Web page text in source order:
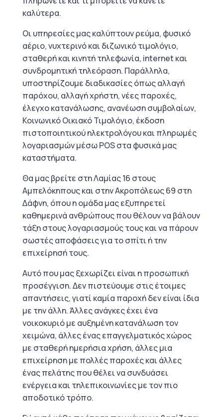
καλύτερα.
Οι υπηρεσίες μας καλύπτουν ρεύμα, φυσικό
αέριο, νυχτερινό και διζωνικό τιμολόγιο,
σταθερή και κινητή τηλεφωνία, internet και
συνδρομητική τηλεόραση. Παράλληλα,
υποστηρίζουμε διαδικασίες όπως αλλαγή
παρόχου, αλλαγή χρήστη, νέες παροχές,
έλεγχο κατανάλωσης, ανανέωση συμβολαίων,
Κοινωνικό Οικιακό Τιμολόγιο, έκδοση
πιστοποιητικού ηλεκτρολόγου και πληρωμές
λογαριασμών μέσω POS στα φυσικά μας
καταστήματα.
Θα μας βρείτε στη Λαμίας 16 στους
Αμπελόκηπους και στην Ακροπόλεως 69 στη
Δάφνη, όπου η ομάδα μας εξυπηρετεί
καθημερινά ανθρώπους που θέλουν να βάλουν
τάξη στους λογαριασμούς τους και να πάρουν
σωστές αποφάσεις για το σπίτι ή την
επιχείρησή τους.
Αυτό που μας ξεχωρίζει είναι η προσωπική
προσέγγιση. Δεν πιστεύουμε στις έτοιμες
απαντήσεις, γιατί καμία παροχή δεν είναι ίδια
με την άλλη. Άλλες ανάγκες έχει ένα
νοικοκυριό με αυξημένη κατανάλωση τον
χειμώνα, άλλες ένας επαγγελματικός χώρος
με σταθερή ημερήσια χρήση, άλλες μια
επιχείρηση με πολλές παροχές και άλλες
ένας πελάτης που θέλει να συνδυάσει
ενέργεια και τηλεπικοινωνίες με τον πιο
αποδοτικό τρόπο.